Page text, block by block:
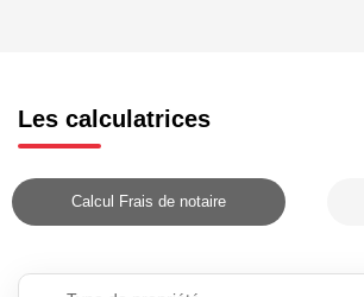
Les calculatrices
Calcul Frais de notaire